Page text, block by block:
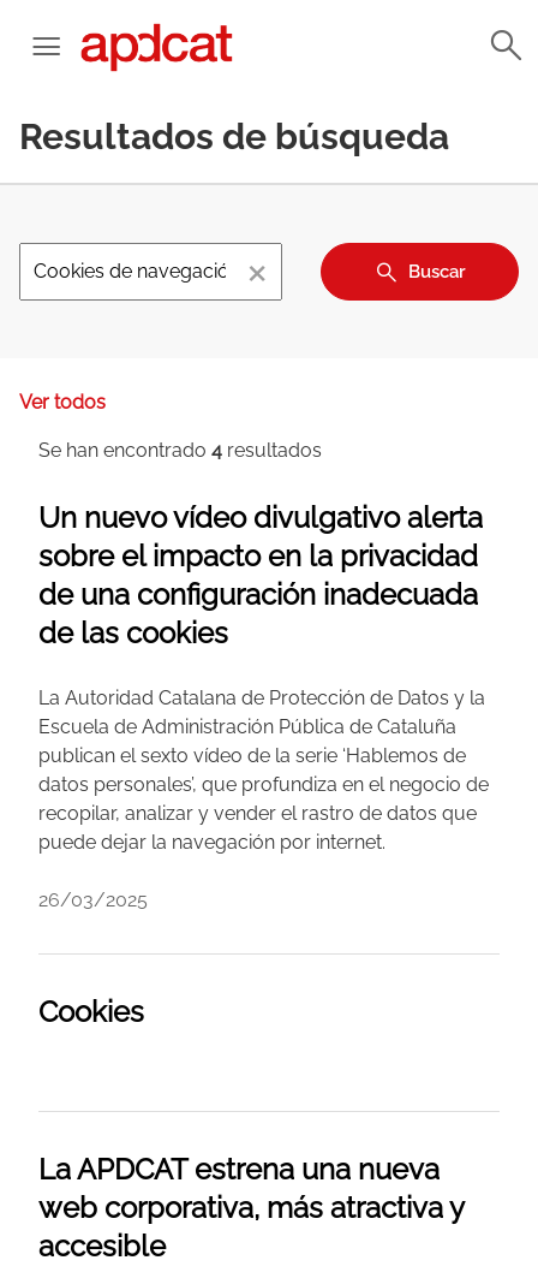
Resultados de búsqueda
× Buscar
Ver todos
Se han encontrado 4 resultados
Un nuevo vídeo divulgativo alerta
sobre el impacto en la privacidad
de una configuración inadecuada
de las cookies
La Autoridad Catalana de Protección de Datos y la
Escuela de Administración Pública de Cataluña
publican el sexto vídeo de la serie ‘Hablemos de
datos personales’, que profundiza en el negocio de
recopilar, analizar y vender el rastro de datos que
puede dejar la navegación por internet.
26/03/2025
Cookies
La APDCAT estrena una nueva
web corporativa, más atractiva y
accesible